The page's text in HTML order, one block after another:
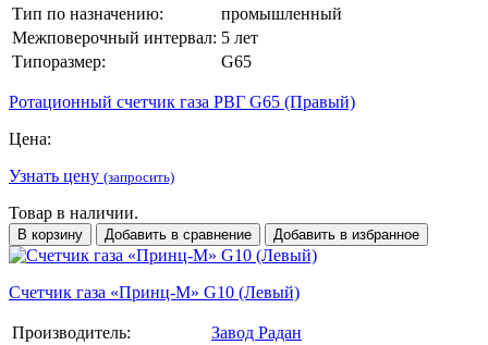
Тип по назначению:
промышленный
Межповерочный интервал: 5 лет
Типоразмер:
G65
Ротационный счетчик газа РВГ G65 (Правый)
Цена:
Узнать цену (запросить)
Товар в наличии.
В корзину Добавить в сравнение Добавить в избранное
Счетчик газа «Принц-М» G10 (Левый)
Производитель:
Завод Радан